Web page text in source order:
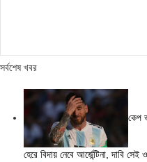
সর্বশেষ খবর
কেপ
হেরে বিদায় নেবে আর্জেন্টিনা, দাবি সেই